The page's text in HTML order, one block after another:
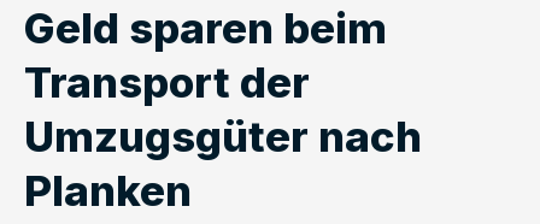
Geld sparen beim
Transport der
Umzugsgüter nach
Planken